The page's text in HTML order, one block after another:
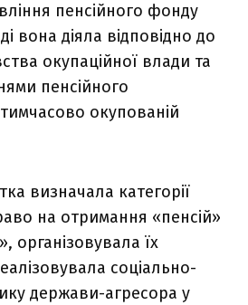
пенсійного фонду
вона діяла відповідно до
окупаційної влади та
пенсійного
окупованій
визначала категорії
на отримання «пенсій»
організовувала їх
соціально-
держави-агресора у